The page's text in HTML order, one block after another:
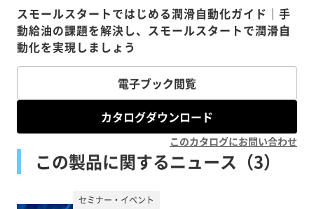
スモールスタートではじめる潤滑自動化ガイド｜手
動給油の課題を解決し、スモールスタートで潤滑自
動化を実現しましょう
電子ブック閲覧
カタログダウンロード
このカタログにお問い合わせ
この製品に関するニュース（3）
セミナー・イベント